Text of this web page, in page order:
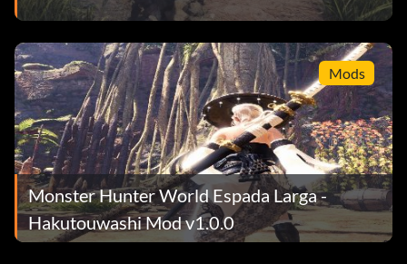
Mods
Monster Hunter World Espada Larga -
Hakutouwashi Mod v1.0.0